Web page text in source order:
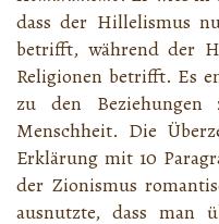
dass der Hillelismus
betrifft, während der
Religionen betrifft. Es
zu den
Menschheit. Die
Erklärung mit 10
der Zionismus
ausnutzte, dass man